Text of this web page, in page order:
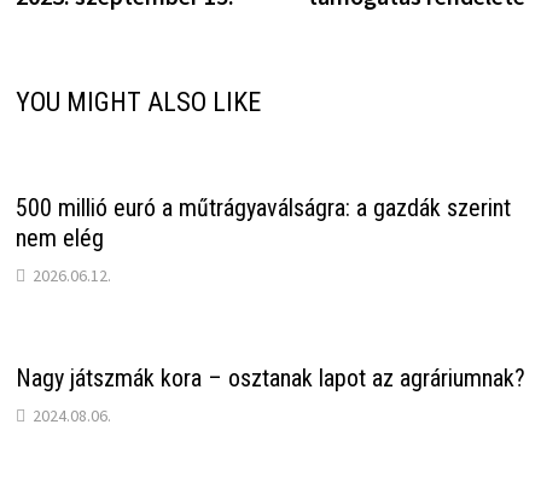
YOU MIGHT ALSO LIKE
500 millió euró a műtrágyaválságra: a gazdák szerint
nem elég
2026.06.12.
Nagy játszmák kora – osztanak lapot az agráriumnak?
2024.08.06.